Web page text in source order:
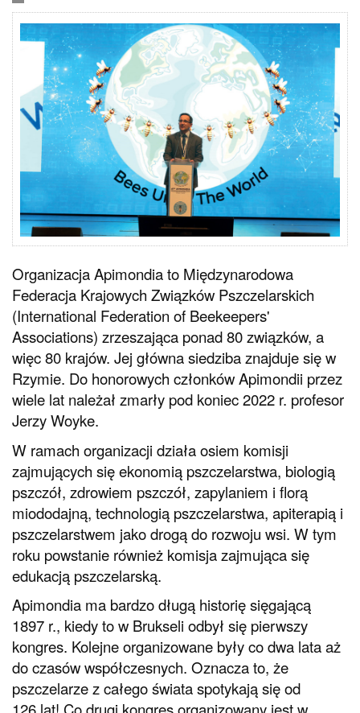
Organizacja Apimondia to Międzynarodowa
Federacja Krajowych Związków Pszczelarskich
(International Federation of Beekeepers'
Associations) zrzeszająca ponad 80 związków, a
więc 80 krajów. Jej główna siedziba znajduje się w
Rzymie. Do honorowych członków Apimondii przez
wiele lat należał zmarły pod koniec 2022 r. profesor
Jerzy Woyke.
W ramach organizacji działa osiem komisji
zajmujących się ekonomią pszczelarstwa, biologią
pszczół, zdrowiem pszczół, zapylaniem i florą
miododajną, technologią pszczelarstwa, apiterapią i
pszczelarstwem jako drogą do rozwoju wsi. W tym
roku powstanie również komisja zajmująca się
edukacją pszczelarską.
Apimondia ma bardzo długą historię sięgającą
1897 r., kiedy to w Brukseli odbył się pierwszy
kongres. Kolejne organizowane były co dwa lata aż
do czasów współczesnych. Oznacza to, że
pszczelarze z całego świata spotykają się od